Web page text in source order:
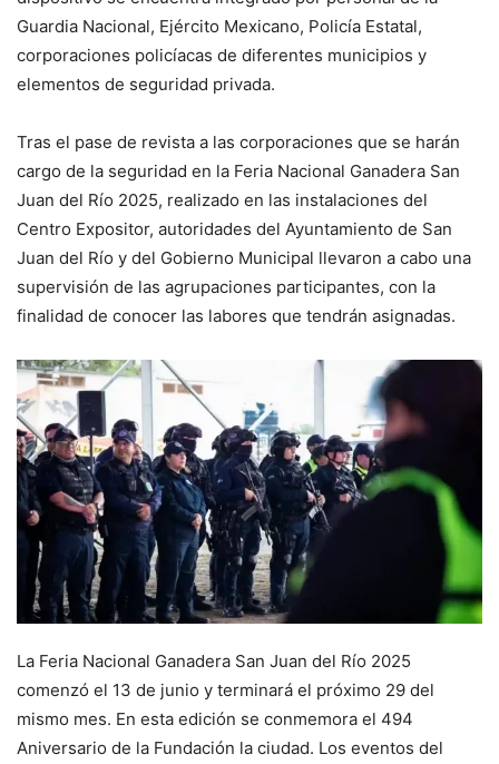
Guardia Nacional, Ejército Mexicano, Policía Estatal,
corporaciones policíacas de diferentes municipios y
elementos de seguridad privada.
Tras el pase de revista a las corporaciones que se harán
cargo de la seguridad en la Feria Nacional Ganadera San
Juan del Río 2025, realizado en las instalaciones del
Centro Expositor, autoridades del Ayuntamiento de San
Juan del Río y del Gobierno Municipal llevaron a cabo una
supervisión de las agrupaciones participantes, con la
finalidad de conocer las labores que tendrán asignadas.
La Feria Nacional Ganadera San Juan del Río 2025
comenzó el 13 de junio y terminará el próximo 29 del
mismo mes. En esta edición se conmemora el 494
Aniversario de la Fundación la ciudad. Los eventos del